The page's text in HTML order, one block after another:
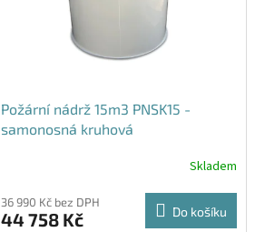
Požární nádrž 15m3 PNSK15 -
samonosná kruhová
Skladem
36 990 Kč bez DPH
44 758 Kč Do košíku